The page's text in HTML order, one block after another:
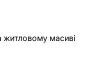
житловому масиві